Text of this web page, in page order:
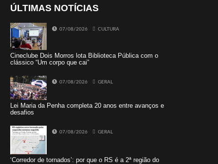
ÚLTIMAS NOTÍCIAS
07/08/2026 CULTURA
Cineclube Dois Morros lota Biblioteca Pública com o
clássico “Um corpo que cai”
07/08/2026 GERAL
Lei Maria da Penha completa 20 anos entre avanços e
desafios
07/08/2026 GERAL
‘Corredor de tornados’: por que o RS é a 2ª região do